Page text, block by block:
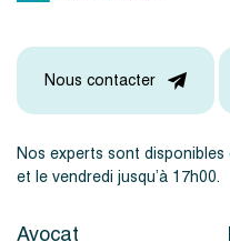
Nos experts sont
et le vendredi jusqu’à 17h00.
Nous contacter
Avocat